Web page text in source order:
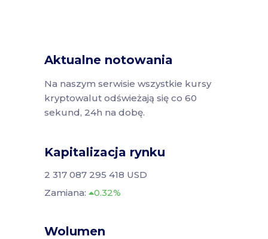
Aktualne notowania
Na naszym serwisie wszystkie kursy
kryptowalut odświeżają się co 60
sekund, 24h na dobę.
Kapitalizacja rynku
2 317 087 295 418 USD
Zamiana:
0.32%
Wolumen